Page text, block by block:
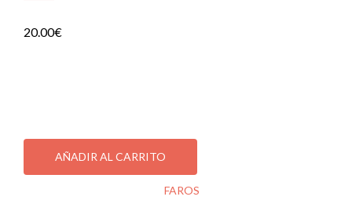
20.00€
FARO
PEUGEOTAÑADIR AL CARRITO
FAROS